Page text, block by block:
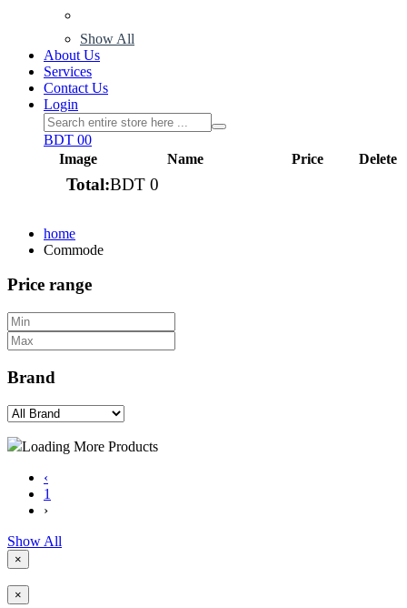
Show All
About Us
Services
Contact Us
Login
BDT 00
Image
Name Price Delete
Total:BDT 0
home
Commode
Price range
Brand
Loading More Products
‹
1
›
Show All
×
×